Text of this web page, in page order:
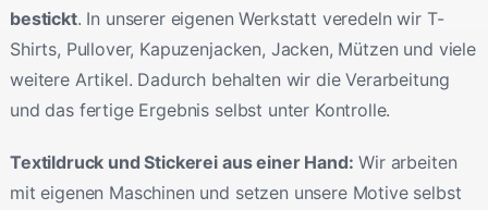
bestickt. In unserer eigenen Werkstatt veredeln wir T-
Shirts, Pullover, Kapuzenjacken, Jacken, Mützen und viele
weitere Artikel. Dadurch behalten wir die Verarbeitung
und das fertige Ergebnis selbst unter Kontrolle.
Textildruck und Stickerei aus einer Hand: Wir arbeiten
mit eigenen Maschinen und setzen unsere Motive selbst